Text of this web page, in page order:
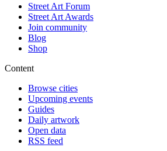
Street Art Forum
Street Art Awards
Join community
Blog
Shop
Content
Browse cities
Upcoming events
Guides
Daily artwork
Open data
RSS feed